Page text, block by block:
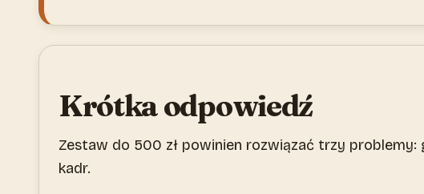
Krótka odpowiedź
Zestaw do 500 zł powinien rozwiązać trzy problemy:
kadr.